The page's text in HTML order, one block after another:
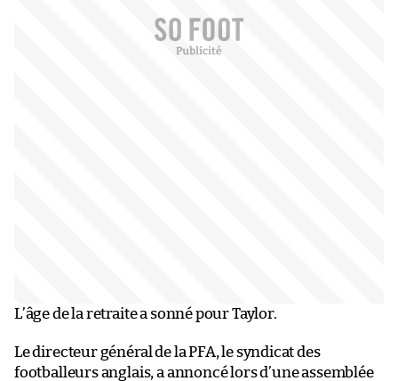
L’âge de la retraite a sonné pour Taylor.
Le directeur général de la PFA, le syndicat des
footballeurs anglais, a annoncé lors d’une assemblée